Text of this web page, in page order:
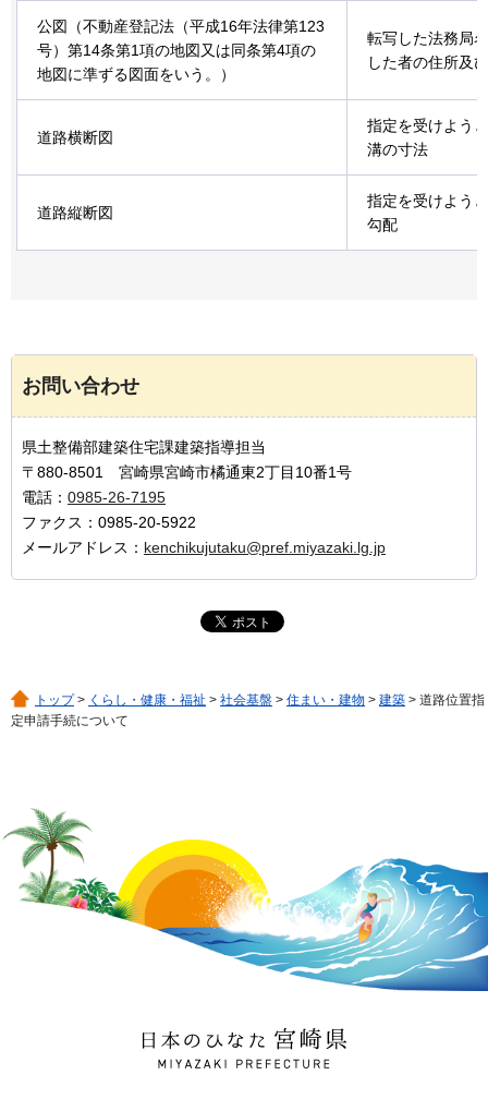
公図（不動産登記法（平成16年法律第123
号）第14条第1項の地図又は同条第4項の
地図に準ずる図面をいう。）
転写した法務局
した者の住所及
道路横断図
指定を受けよう
溝の寸法
道路縦断図
指定を受けよう
勾配
お問い合わせ
県土整備部建築住宅課建築指導担当
〒880-8501 宮崎県宮崎市橘通東2丁目10番1号
電話： 0985-26-7195
ファクス：0985-20-5922
メールアドレス： kenchikujutaku@pref.miyazaki.lg.jp
トップ> くらし・健康・福祉 > 社会基盤 > 住まい・建物 > 建築 > 道路位置指
定申請手続について
日本のひなた 宮崎県
MIYAZAKI PREFECTURE